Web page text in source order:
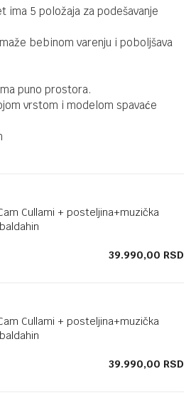
ima 5 položaja za podešavanje
bebinom varenju i poboljšava
puno prostora.
vrstom i modelom spavaće
Cullami + posteljina+muzička
39.990,00 RSD
Cullami + posteljina+muzička
39.990,00 RSD